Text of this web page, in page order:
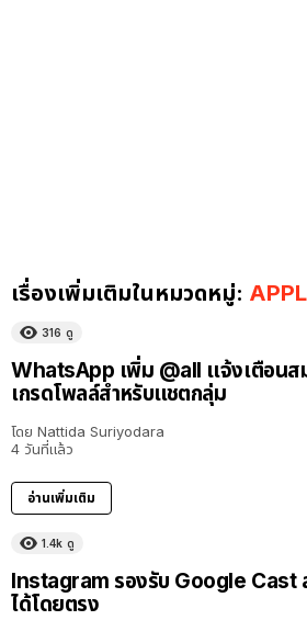
เรื่องเพิ่มเติมในหมวดหมู่:
316 ดู
WhatsApp เพิ่ม @all แจ้งเตือนส
เกรดโพลล์สำหรับแชตกลุ่ม
โดย Nattida Suriyodara
4 วันที่แล้ว
อ่านเพิ่มเติม
1.4k ดู
Instagram รองรับ Google Cast
ได้โดยตรง